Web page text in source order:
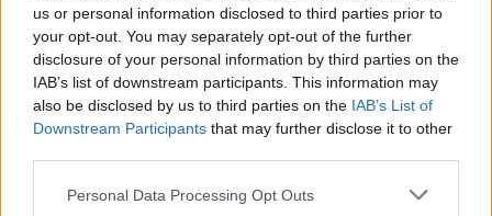
us or personal information disclosed to third parties prior to
your opt-out. You may separately opt-out of the further
disclosure of your personal information by third parties on the
IAB’s list of downstream participants. This information may
also be disclosed by us to third parties on the IAB’s List of
Downstream Participants that may further disclose it to other
Please note that this website/app uses one or more Google
Personal Data Processing Opt Outs